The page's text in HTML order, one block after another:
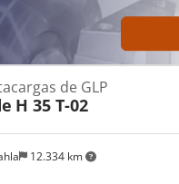
12.334 km
de GLP
H 35 T-02